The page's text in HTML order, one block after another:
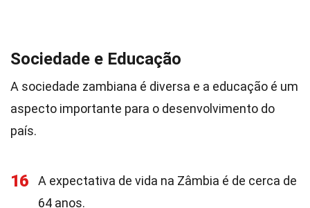
Sociedade e Educação
A sociedade zambiana é diversa e a educação é um
aspecto importante para o desenvolvimento do
país.
16
A expectativa de vida na Zâmbia é de cerca de
64 anos.